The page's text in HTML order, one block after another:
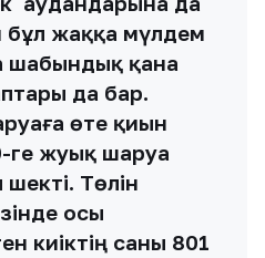
бұл жаққа мүлдем
шабындық қана
да бар.
өте қиын
ге жуық шаруа
Төлін
осы
киіктің саны 801